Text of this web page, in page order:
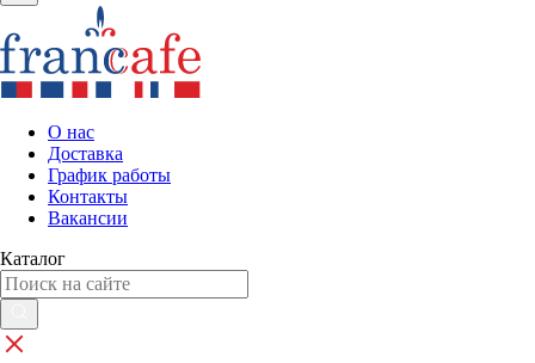
О нас
Доставка
График работы
Контакты
Вакансии
Каталог